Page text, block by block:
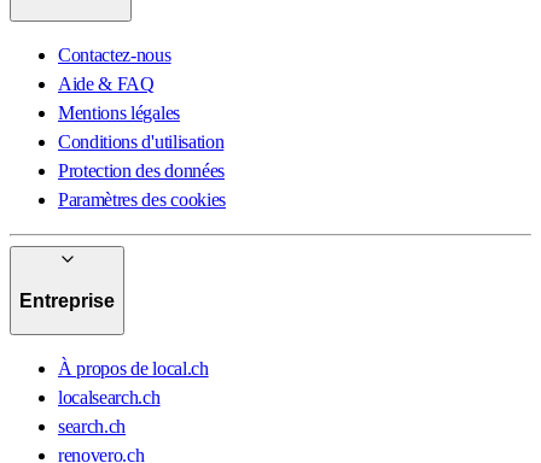
Contactez-nous
Aide & FAQ
Mentions légales
Conditions d'utilisation
Protection des données
Paramètres des cookies
Entreprise
À propos de local.ch
localsearch.ch
search.ch
renovero.ch